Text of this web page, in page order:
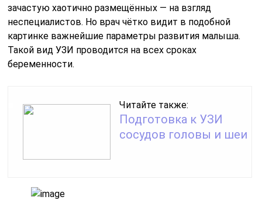
зачастую хаотично размещённых — на взгляд
неспециалистов. Но врач чётко видит в подобной
картинке важнейшие параметры развития малыша.
Такой вид УЗИ проводится на всех сроках
беременности.
Читайте также:
Подготовка к УЗИ
сосудов головы и шеи